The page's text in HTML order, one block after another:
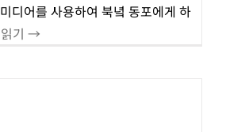
디어를 사용하여 북녘 동포에게 하
읽기 →